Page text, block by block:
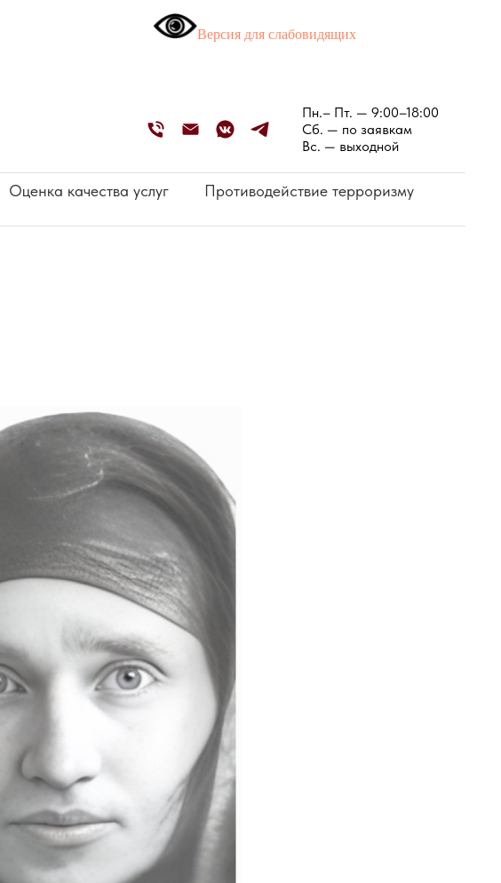
Версия для слабовидящих
Пн.– Пт. — 9:00–18:00
Сб. — по заявкам
Вс. — выходной
Оценка качества услуг
Противодействие терроризму